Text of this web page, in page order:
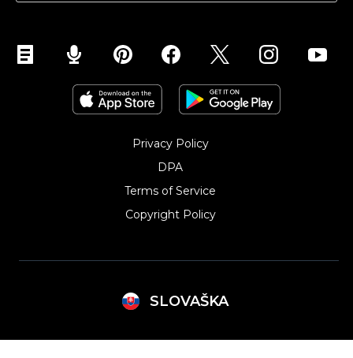
Privacy Policy
DPA
Terms of Service
Copyright Policy‎
SLOVAŠKA